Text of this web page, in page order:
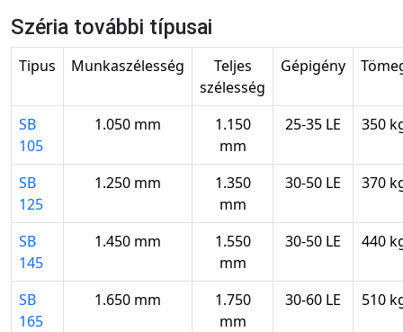
Széria további típusai
Tipus Munkaszélesség
Teljes
szélesség
Gépigény
SB
105
1.050 mm
1.150
mm
25-35 LE 350
SB
125
1.250 mm
1.350
mm
30-50 LE 370
SB
145
1.450 mm
1.550
mm
30-50 LE 440
SB
165
1.650 mm
1.750
mm
30-60 LE 510